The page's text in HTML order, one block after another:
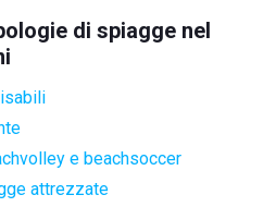
di spiagge nel
e beachsoccer
attrezzate